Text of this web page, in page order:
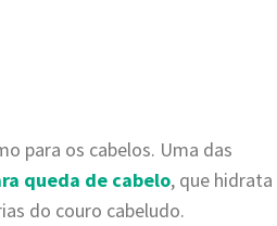
para os cabelos. Uma das
queda de cabelo, que hidrata
do couro cabeludo.